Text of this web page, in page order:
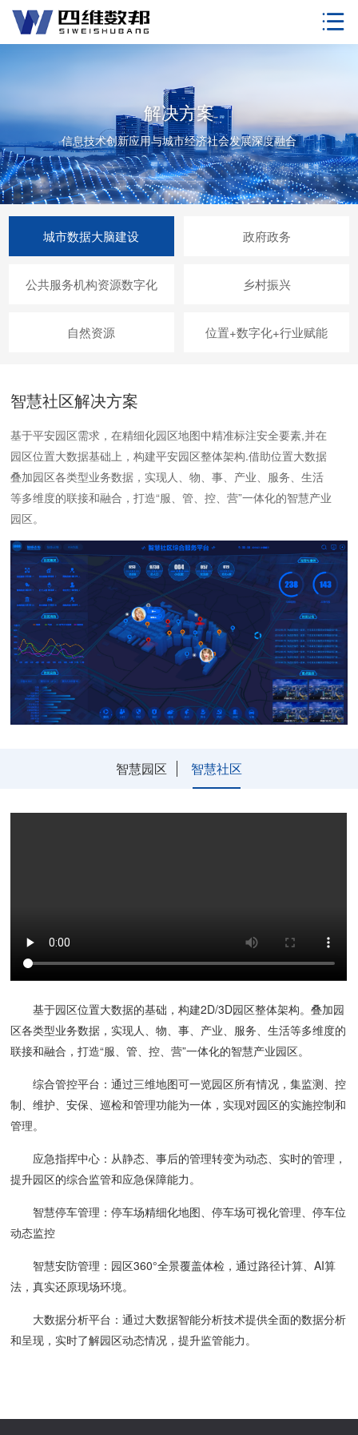

解决方案
信息技术创新应用与城市经济社会发展深度融合
城市数据大脑建设 政府政务
公共服务机构资源数字化 乡村振兴
自然资源 位置+数字化+行业赋能
智慧社区解决方案
基于平安园区需求，在精细化园区地图中精准标注安全要素,并在
园区位置大数据基础上，构建平安园区整体架构.借助位置大数据
叠加园区各类型业务数据，实现人、物、事、产业、服务、生活
等多维度的联接和融合，打造“服、管、控、营”一体化的智慧产业
园区。
智慧园区 智慧社区
基于园区位置大数据的基础，构建2D/3D园区整体架构。叠加园
区各类型业务数据，实现人、物、事、产业、服务、生活等多维度的
联接和融合，打造“服、管、控、营”一体化的智慧产业园区。
综合管控平台：通过三维地图可一览园区所有情况，集监测、控
制、维护、安保、巡检和管理功能为一体，实现对园区的实施控制和
管理。
应急指挥中心： 从静态、事后的管理转变为动态、实时的管理，
提升园区的综合监管和应急保障能力。
智慧停车管理：停车场精细化地图、停车场可视化管理、停车位
动态监控
智慧安防管理： 园区360°全景覆盖体检，通过路径计算、AI算
法，真实还原现场环境。
大数据分析平台：通过大数据智能分析技术提供全面的数据分析
和呈现，实时了解园区动态情况，提升监管能力。